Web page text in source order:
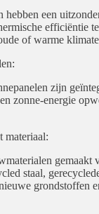
hebben een
efficiëntie
of warme
zijn
zonne-energie
materiaal:
gemaakt
staal,
grondstoffen